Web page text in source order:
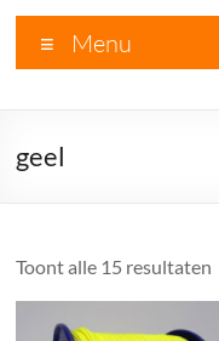
voor
vele
soorten
goed
Menu
geel
Toont alle 15 resultaten